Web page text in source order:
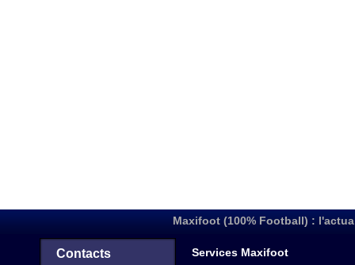
Maxifoot (100% Football) :
Contacts Services Maxifoot